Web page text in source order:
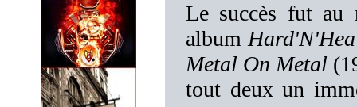
Le succès fut au
album
Metal On Metal
tout deux un